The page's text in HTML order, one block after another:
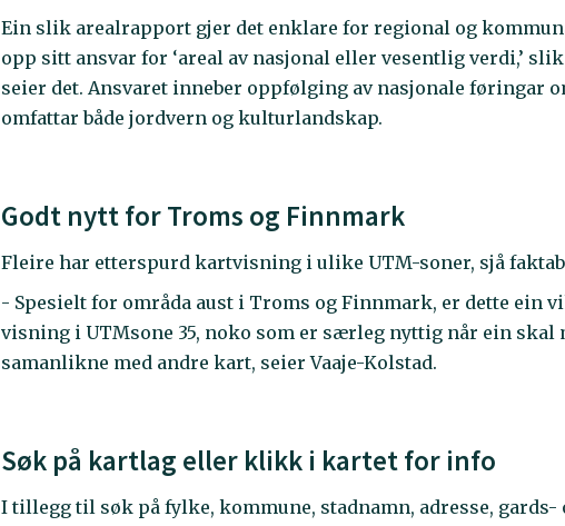
Ein slik arealrapport gjer det enklare for regional og
opp sitt ansvar for ‘areal av nasjonal eller vesentlig verdi,’
seier det. Ansvaret inneber oppfølging av nasjonale føringar
omfattar både jordvern og kulturlandskap.
Godt nytt for Troms og Finnmark
Fleire har etterspurd kartvisning i ulike UTM-soner, sjå
- Spesielt for områda aust i Troms og Finnmark, er dette ein
visning i UTMsone 35, noko som er særleg nyttig når ein
samanlikne med andre kart, seier Vaaje-Kolstad.
Søk på kartlag eller klikk i kartet for info
I tillegg til søk på fylke, kommune, stadnamn, adresse, gards-